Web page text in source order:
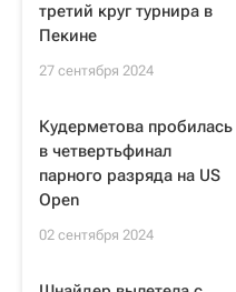
третий круг турнира в
Пекине
27 сентября 2024
Кудерметова пробилась
в четвертьфинал
парного разряда на US
Open
02 сентября 2024